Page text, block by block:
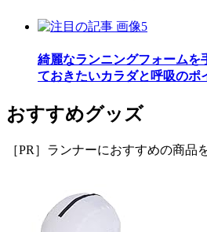
綺麗なランニングフォームを
ておきたいカラダと呼吸のポ
おすすめグッズ
［PR］ランナーにおすすめの商品